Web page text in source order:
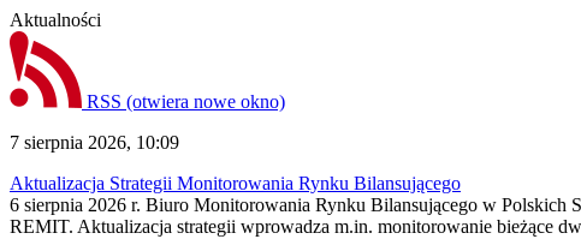
Aktualności
RSS (otwiera nowe okno)
7 sierpnia 2026, 10:09
Aktualizacja Strategii Monitorowania Rynku Bilansującego
6 sierpnia 2026 r. Biuro Monitorowania Rynku Bilansującego w Polskich
REMIT. Aktualizacja strategii wprowadza m.in. monitorowanie bieżące